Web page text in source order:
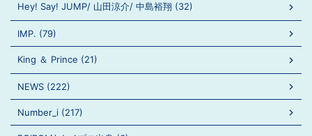
Hey! Say! JUMP/ 山田涼介/ 中島裕翔 (32)
IMP. (79)
King ＆ Prince (21)
NEWS (222)
Number_i (217)